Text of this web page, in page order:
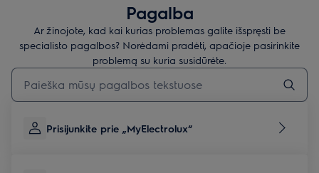
Pagalba
Ar žinojote, kad kai kurias problemas galite išspręsti be
specialisto pagalbos? Norėdami pradėti, apačioje pasirinkite
problemą su kuria susidūrėte.
Įveskite tekstą, jei norite ieškoti pagalbinių straipsnių
Prisijunkite prie „MyElectrolux“